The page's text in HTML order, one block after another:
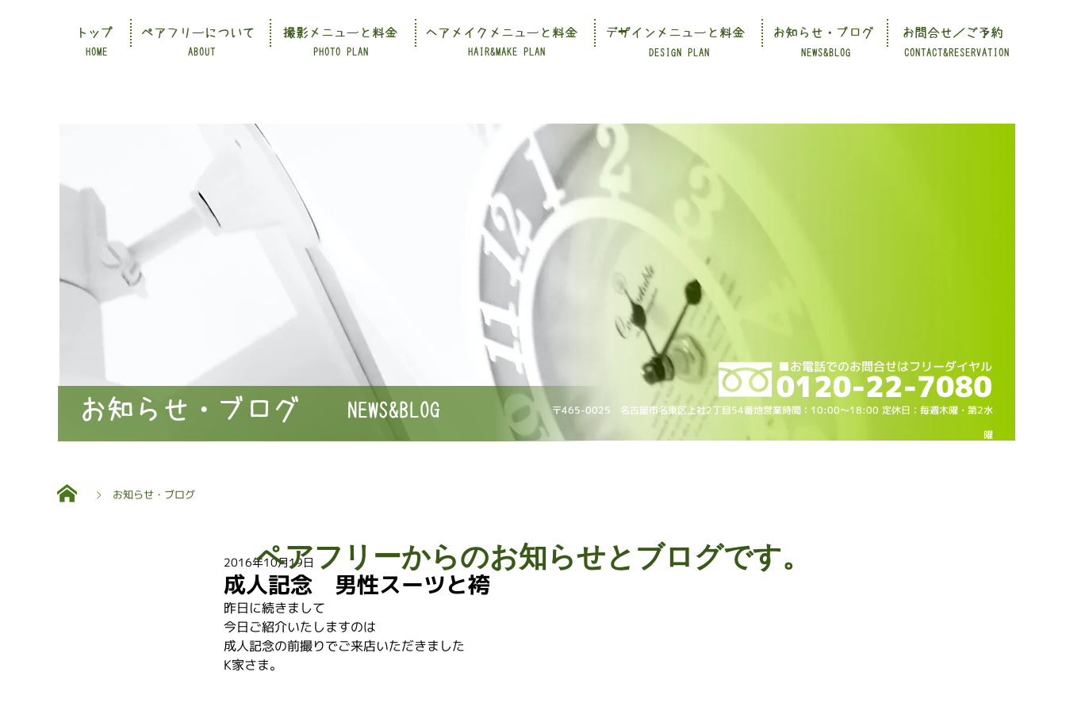
CONTACT&RESERVATION
HOME ABOUT PHOTO PLAN HAIR&MAKE PLAN DESIGN PLAN NEWS&BLOG
トップ ペアフリーについて 撮影メニューと料金 ヘアメイクメニューと料金 デザインメニューと料金 お知らせ・ブログ お問合せ／ご予約
〒465-0025 名古屋市名東区上社2丁目54番地営業時間：10:00～18:00 定休日：毎週木曜・第2水
曜
NEWS&BLOG
お知らせ・ブログ
お知らせ・ブログ
成人記念 男性スーツと袴
2016年10月19日
昨日に続きまして
今日ご紹介いたしますのは
成人記念の前撮りでご来店いただきました
K家さま。
ペアフリーからのお知らせとブログです。